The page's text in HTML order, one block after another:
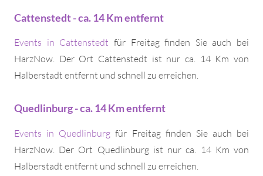
Cattenstedt - ca. 14 Km entfernt
Events in Cattenstedt für Freitag finden Sie auch bei
HarzNow. Der Ort Cattenstedt ist nur ca. 14 Km von
Halberstadt entfernt und schnell zu erreichen.
Quedlinburg - ca. 14 Km entfernt
Events in Quedlinburg für Freitag finden Sie auch bei
HarzNow. Der Ort Quedlinburg ist nur ca. 14 Km von
Halberstadt entfernt und schnell zu erreichen.